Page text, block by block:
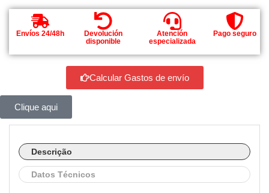
Envíos 24/48h
Devolución
disponible
Atención
especializada
Pago seguro
Calcular Gastos de envío
Clique aqui
Descrição
Datos Técnicos